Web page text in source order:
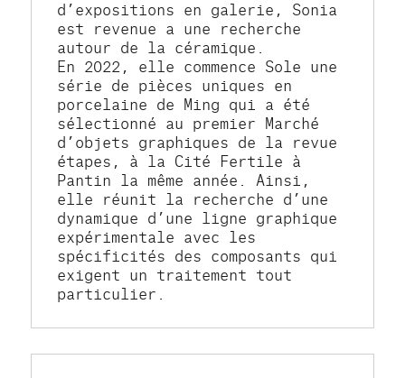
d’expositions en galerie, Sonia
est revenue a une recherche
autour de la céramique.
En 2022, elle commence Sole une
série de pièces uniques en
porcelaine de Ming qui a été
sélectionné au premier Marché
d’objets graphiques de la revue
étapes, à la Cité Fertile à
Pantin la même année. Ainsi,
elle réunit la recherche d’une
dynamique d’une ligne graphique
expérimentale avec les
spécificités des composants qui
exigent un traitement tout
particulier.